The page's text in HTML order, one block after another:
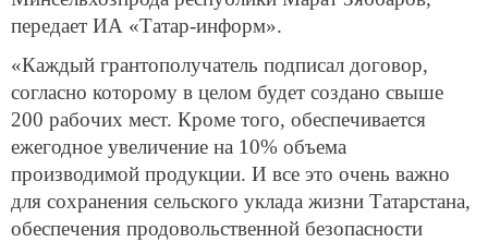
передает ИА «Татар-информ».
«Каждый грантополучатель подписал договор,
согласно которому в целом будет создано свыше
200 рабочих мест. Кроме того, обеспечивается
ежегодное увеличение на 10% объема
производимой продукции. И все это очень важно
для сохранения сельского уклада жизни Татарстана,
обеспечения продовольственной безопасности